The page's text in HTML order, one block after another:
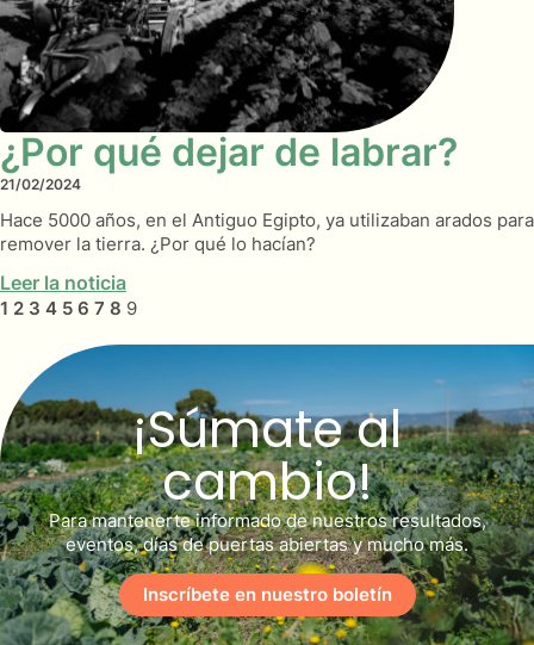
¿Por qué dejar de labrar?
21/02/2024
Hace 5000 años, en el Antiguo Egipto, ya utilizaban arados para
remover la tierra. ¿Por qué lo hacían?
Leer la noticia
1 2 3 4 5 6 7 8 9
¡Súmate al
cambio!
Para mantenerte informado de nuestros resultados,
eventos, días de puertas abiertas y mucho más.
Inscríbete en nuestro boletín